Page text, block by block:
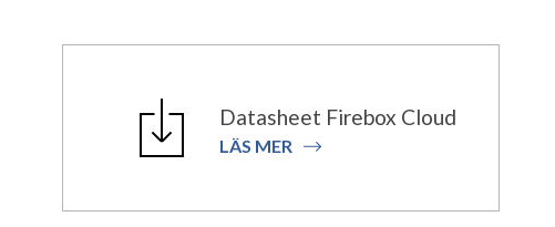
Datasheet Firebox Cloud
LÄS MER